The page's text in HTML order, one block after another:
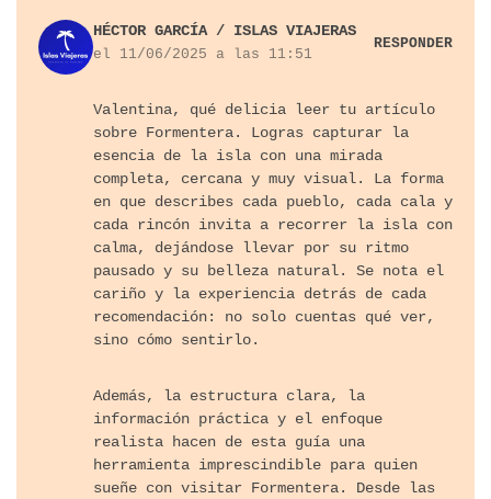
HÉCTOR GARCÍA / ISLAS VIAJERAS
el 11/06/2025 a las 11:51
RESPONDER
Valentina, qué delicia leer tu artículo
sobre Formentera. Logras capturar la
esencia de la isla con una mirada
completa, cercana y muy visual. La forma
en que describes cada pueblo, cada cala y
cada rincón invita a recorrer la isla con
calma, dejándose llevar por su ritmo
pausado y su belleza natural. Se nota el
cariño y la experiencia detrás de cada
recomendación: no solo cuentas qué ver,
sino cómo sentirlo.
Además, la estructura clara, la
información práctica y el enfoque
realista hacen de esta guía una
herramienta imprescindible para quien
sueñe con visitar Formentera. Desde las